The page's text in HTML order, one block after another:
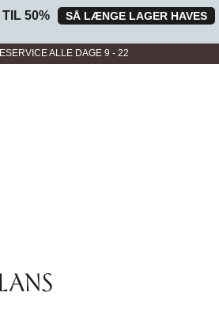
50% SÅ LÆNGE LAGER HAVES
ALLE DAGE 9 - 22